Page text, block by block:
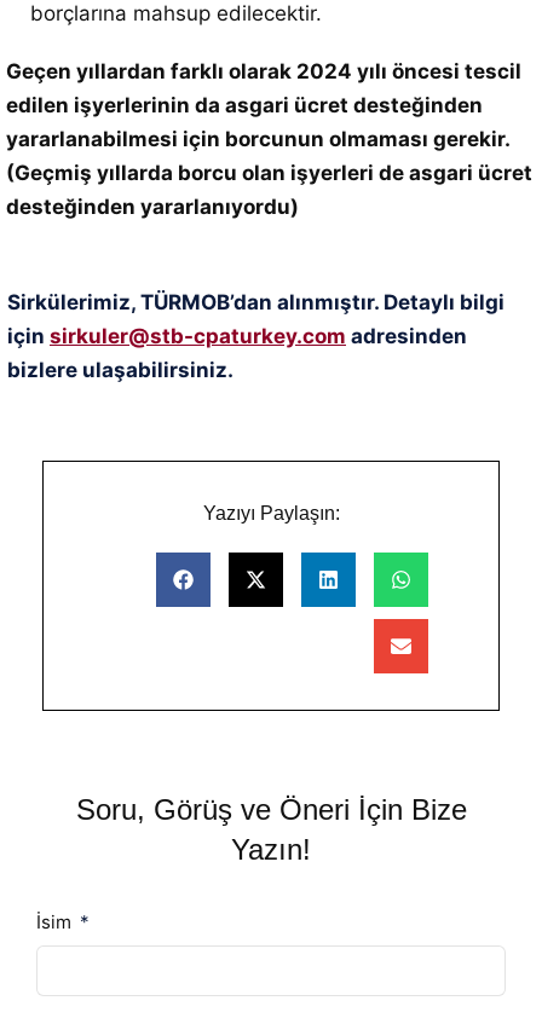
borçlarına mahsup edilecektir.
Geçen yıllardan farklı olarak 2024 yılı öncesi tescil
edilen işyerlerinin da asgari ücret desteğinden
yararlanabilmesi için borcunun olmaması gerekir.
(Geçmiş yıllarda borcu olan işyerleri de asgari ücret
desteğinden yararlanıyordu)
Sirkülerimiz, TÜRMOB’dan alınmıştır. Detaylı bilgi
için sirkuler@stb-cpaturkey.com adresinden
bizlere ulaşabilirsiniz.
Yazıyı Paylaşın:
Soru, Görüş ve Öneri İçin Bize
Yazın!
İsim